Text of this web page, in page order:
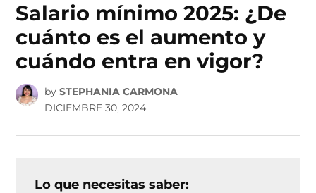
Salario mínimo 2025: ¿De
cuánto es el aumento y
cuándo entra en vigor?
by STEPHANIA CARMONA
DICIEMBRE 30, 2024
Lo que necesitas saber: